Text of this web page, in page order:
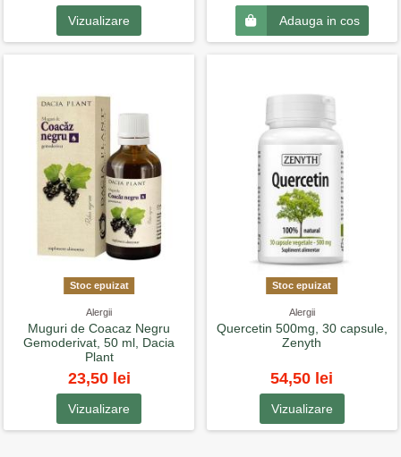
Vizualizare Adauga in cos
Stoc epuizat
Alergii
Muguri de Coacaz Negru
Gemoderivat, 50 ml, Dacia
Plant
23,50 lei
Vizualizare
Stoc epuizat
Alergii
Quercetin 500mg, 30 capsule,
Zenyth
54,50 lei
Vizualizare